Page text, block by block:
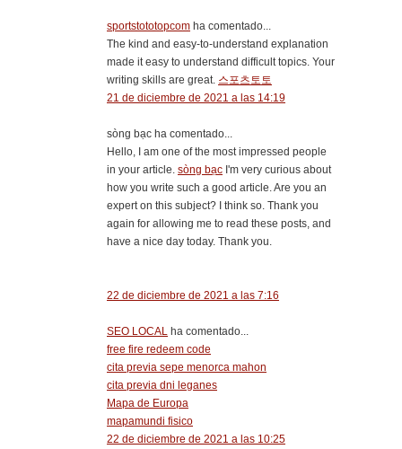
sportstototopcom ha comentado...
The kind and easy-to-understand explanation
made it easy to understand difficult topics. Your
writing skills are great. 스포츠토토
21 de diciembre de 2021 a las 14:19
sòng bạc ha comentado...
Hello, I am one of the most impressed people
in your article. sòng bạc I'm very curious about
how you write such a good article. Are you an
expert on this subject? I think so. Thank you
again for allowing me to read these posts, and
have a nice day today. Thank you.
22 de diciembre de 2021 a las 7:16
SEO LOCAL ha comentado...
free fire redeem code
cita previa sepe menorca mahon
cita previa dni leganes
Mapa de Europa
mapamundi fisico
22 de diciembre de 2021 a las 10:25